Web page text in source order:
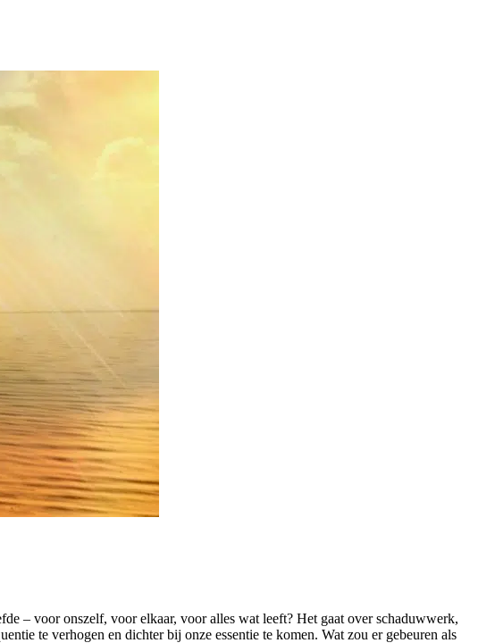
– voor onszelf, voor elkaar, voor alles wat leeft? Het gaat over schaduwwerk,
te verhogen en dichter bij onze essentie te komen. Wat zou er gebeuren als